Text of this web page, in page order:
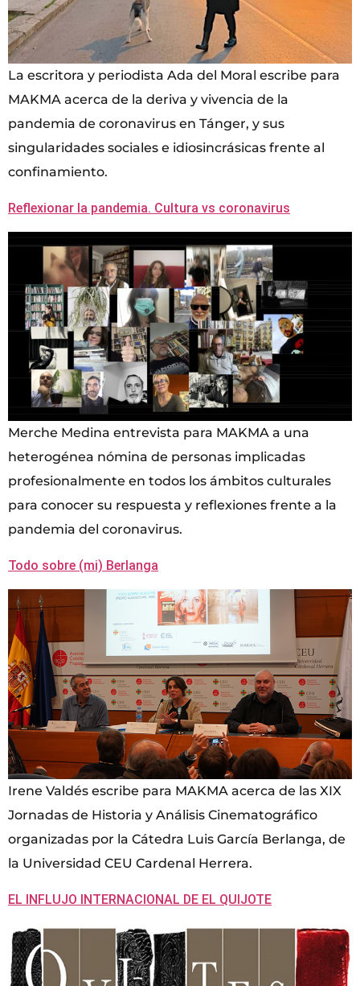
La escritora y periodista Ada del Moral escribe para
MAKMA acerca de la deriva y vivencia de la
pandemia de coronavirus en Tánger, y sus
singularidades sociales e idiosincrásicas frente al
confinamiento.
Reflexionar la pandemia. Cultura vs coronavirus
Merche Medina entrevista para MAKMA a una
heterogénea nómina de personas implicadas
profesionalmente en todos los ámbitos culturales
para conocer su respuesta y reflexiones frente a la
pandemia del coronavirus.
Todo sobre (mi) Berlanga
Irene Valdés escribe para MAKMA acerca de las XIX
Jornadas de Historia y Análisis Cinematográfico
organizadas por la Cátedra Luis García Berlanga, de
la Universidad CEU Cardenal Herrera.
EL INFLUJO INTERNACIONAL DE EL QUIJOTE